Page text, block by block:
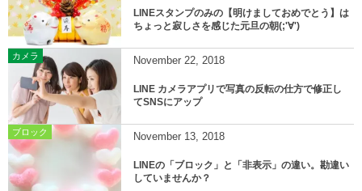
LINEスタンプのみの【明けましておめでとう】は
ちょっと寂しさを感じた元旦の朝(;'∀')
カメラ November 22 2018
LINE カメラアプリで写真の反転の仕方で修正し
てSNSにアップ
ブロック November 13 2018
LINEの「ブロック」と「非表示」の違い。勘違い
していませんか？